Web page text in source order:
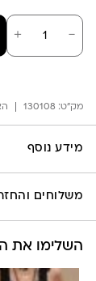
－
כמות
של
Wild
＋
מק"ט: 130108
מידע נוסף
משלוחים
30 ש”ח
השלימו את